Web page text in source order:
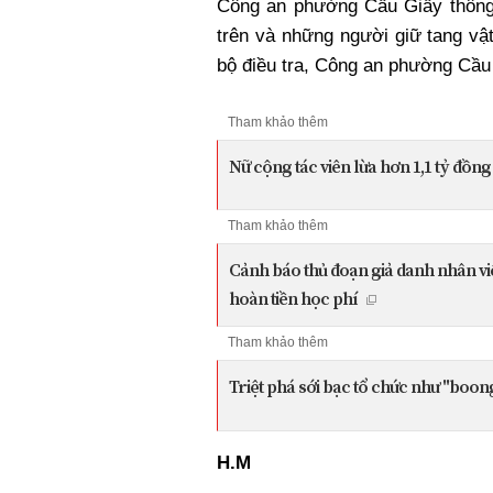
Công an phường Cầu Giấy
trên và những người giữ tang
bộ điều tra, Công an phường
Tham khảo thêm
Nữ cộng tác viên lừa hơn 1,1 tỷ
Tham khảo thêm
Cảnh báo thủ đoạn giả danh nhân
hoàn tiền học phí
Tham khảo thêm
Triệt phá sới bạc tổ chức như
H.M